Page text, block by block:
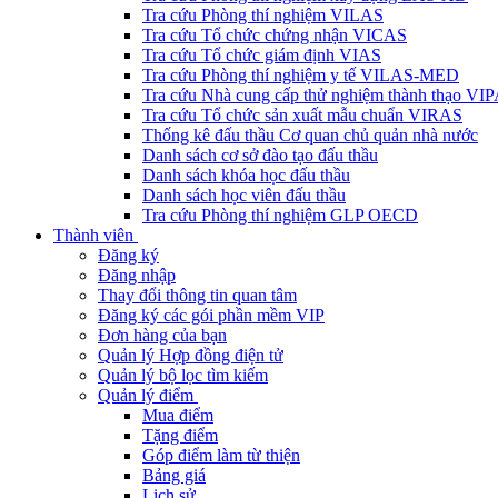
Tra cứu Phòng thí nghiệm VILAS
Tra cứu Tổ chức chứng nhận VICAS
Tra cứu Tổ chức giám định VIAS
Tra cứu Phòng thí nghiệm y tế VILAS-MED
Tra cứu Nhà cung cấp thử nghiệm thành thạo
Tra cứu Tổ chức sản xuất mẫu chuẩn VIRAS
Thống kê đấu thầu Cơ quan chủ quản nhà nước
Danh sách cơ sở đào tạo đấu thầu
Danh sách khóa học đấu thầu
Danh sách học viên đấu thầu
Tra cứu Phòng thí nghiệm GLP OECD
Thành viên
Đăng ký
Đăng nhập
Thay đổi thông tin quan tâm
Đăng ký các gói phần mềm VIP
Đơn hàng của bạn
Quản lý Hợp đồng điện tử
Quản lý bộ lọc tìm kiếm
Quản lý điểm
Mua điểm
Tặng điểm
Góp điểm làm từ thiện
Bảng giá